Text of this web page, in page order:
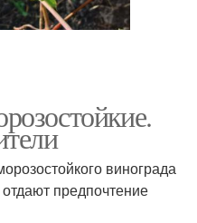
винограда
предпочтение